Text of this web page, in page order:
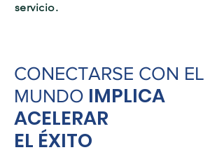
servicio.
CONECTARSE CON EL
MUNDO IMPLICA
ACELERAR
EL ÉXITO